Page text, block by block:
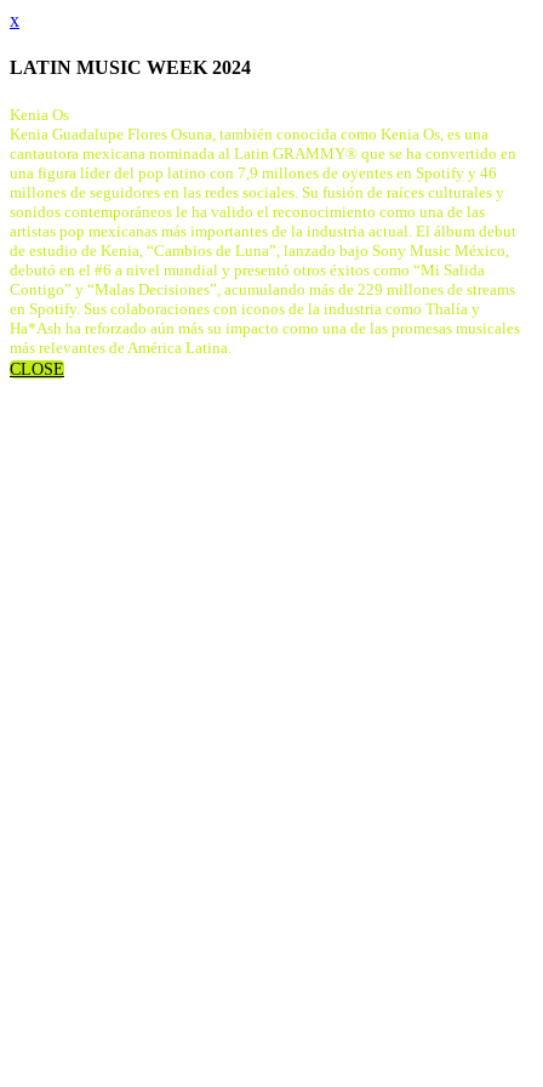
x
LATIN MUSIC WEEK 2024
Kenia Os
Kenia Guadalupe Flores Osuna, también conocida como Kenia Os, es una
cantautora mexicana nominada al Latin GRAMMY® que se ha convertido en
una figura líder del pop latino con 7,9 millones de oyentes en Spotify y 46
millones de seguidores en las redes sociales. Su fusión de raíces culturales y
sonidos contemporáneos le ha valido el reconocimiento como una de las
artistas pop mexicanas más importantes de la industria actual. El álbum debut
de estudio de Kenia, “Cambios de Luna”, lanzado bajo Sony Music México,
debutó en el #6 a nivel mundial y presentó otros éxitos como “Mi Salida
Contigo” y “Malas Decisiones”, acumulando más de 229 millones de streams
en Spotify. Sus colaboraciones con iconos de la industria como Thalía y
Ha*Ash ha reforzado aún más su impacto como una de las promesas musicales
más relevantes de América Latina.
CLOSE